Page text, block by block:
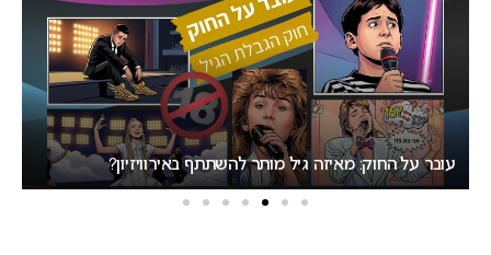
מאיזה גיל מותר להשתתף באירוויזיון?
רתיחה